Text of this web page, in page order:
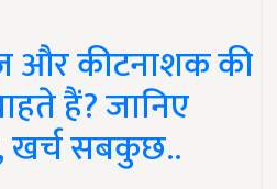
और कीटनाशक की
हैं? जानिए
खर्च सबकुछ..